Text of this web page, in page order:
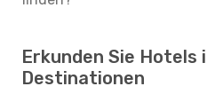
Erkunden Sie Hotels
Destinationen